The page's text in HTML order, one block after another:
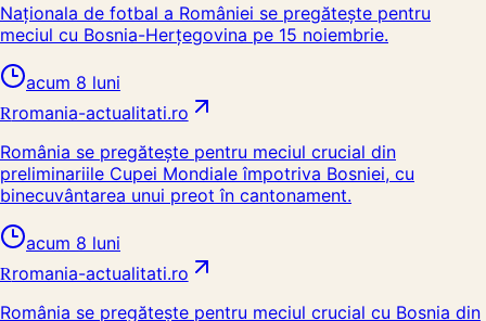
Naționala de fotbal a României se pregătește pentru
meciul cu Bosnia-Herțegovina pe 15 noiembrie.
acum 8 luni
Rromania-actualitati.ro
România se pregătește pentru meciul crucial din
preliminariile Cupei Mondiale împotriva Bosniei, cu
binecuvântarea unui preot în cantonament.
acum 8 luni
Rromania-actualitati.ro
România se pregătește pentru meciul crucial cu Bosnia din